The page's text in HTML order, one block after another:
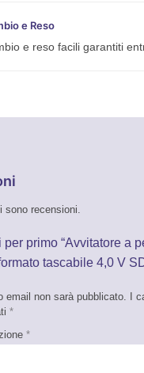
e Reso
e reso facili garantiti
sono recensioni.
per primo “Avvitatore a
tascabile 4,0 V
email non sarà pubblicato.
I
*
*